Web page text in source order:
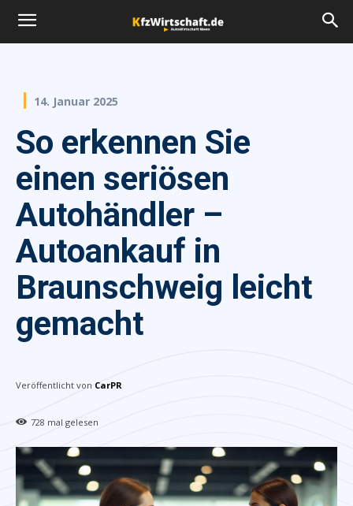
14. Januar 2025
So erkennen Sie
einen seriösen
Autohändler –
Autoankauf in
Braunschweig leicht
gemacht
Veröffentlicht von CarPR
728 mal gelesen